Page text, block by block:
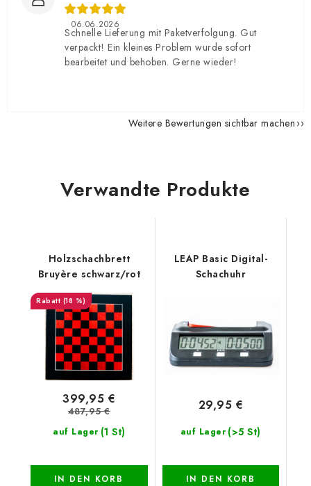
06.06.2026
Schnelle Lieferung mit Paketverfolgung. Gut
verpackt! Ein kleines Problem wurde sofort
bearbeitet und behoben. Gerne wieder!
Weitere Bewertungen sichtbar machen
Verwandte Produkte
Holzschachbrett
Bruyère schwarz/rot
(18 %)
auf Lager (1 St)
399,95 €
487,95 €
IN DEN KORB
LEAP Basic Digital-
Schachuhr
auf Lager (>5 St)
29,95 €
IN DEN KORB